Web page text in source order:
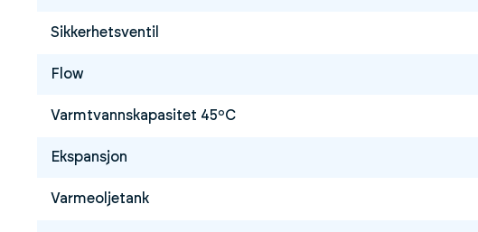
Sikkerhetsventil
Flow
Varmtvannskapasitet 45ºC
Ekspansjon
Varmeoljetank